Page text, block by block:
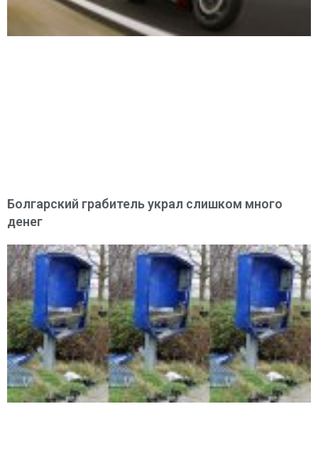
Болгарский грабитель украл слишком много
денег